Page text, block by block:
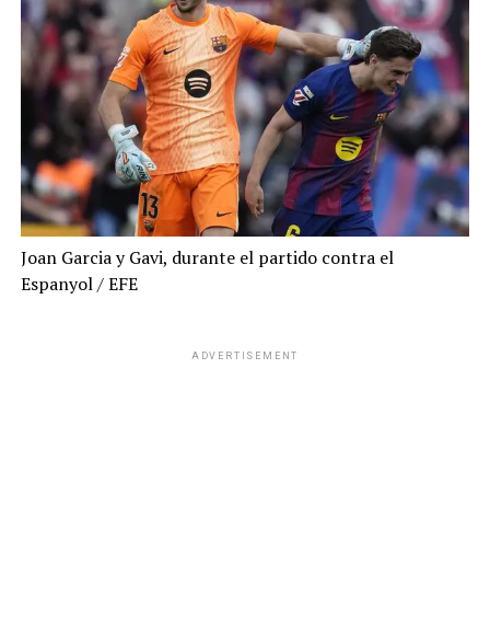
Joan Garcia y Gavi, durante el partido contra el
Espanyol/ EFE
ADVERTISEMENT